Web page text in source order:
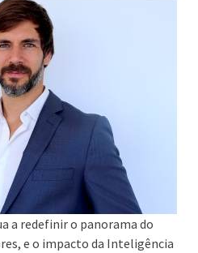
a redefinir o panorama do
e o impacto da Inteligência